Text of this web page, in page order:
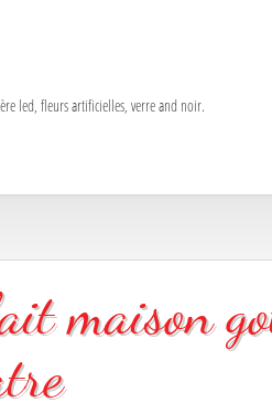
led, fleurs artificielles, verre and noir.
maison